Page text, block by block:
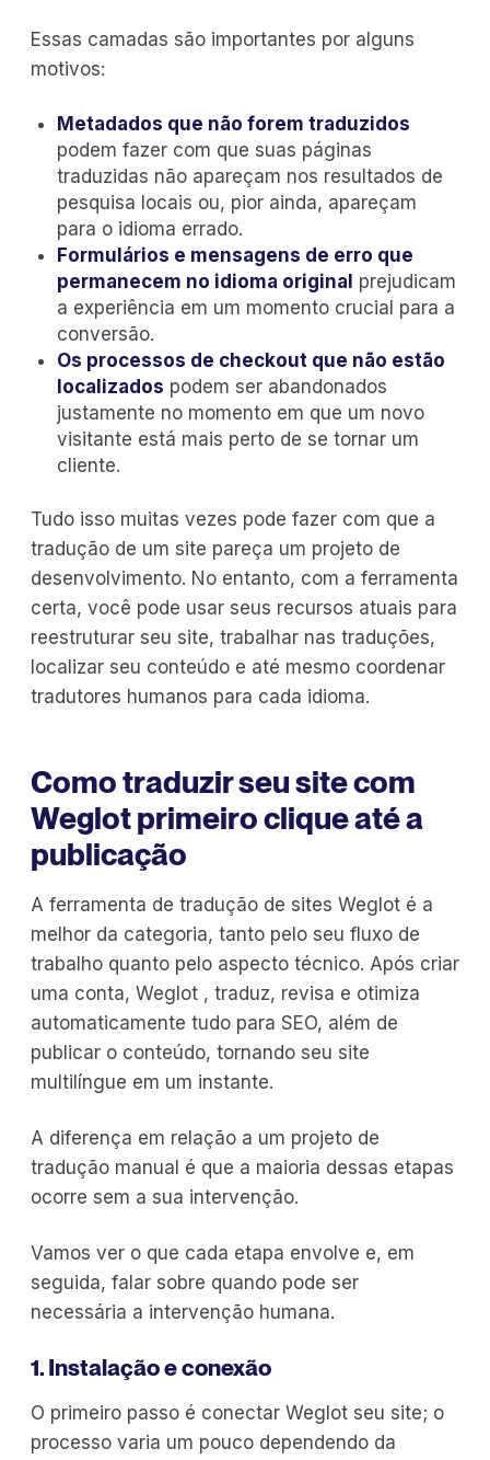
Essas camadas são importantes por alguns
motivos:
Metadados que não forem traduzidos
podem fazer com que suas páginas
traduzidas não apareçam nos resultados de
pesquisa locais ou, pior ainda, apareçam
para o idioma errado.
Formulários e mensagens de erro que
permanecem no idioma original prejudicam
a experiência em um momento crucial para a
conversão.
Os processos de checkout que não estão
localizados podem ser abandonados
justamente no momento em que um novo
visitante está mais perto de se tornar um
cliente.
Tudo isso muitas vezes pode fazer com que a
tradução de um site pareça um projeto de
desenvolvimento. No entanto, com a ferramenta
certa, você pode usar seus recursos atuais para
reestruturar seu site, trabalhar nas traduções,
localizar seu conteúdo e até mesmo coordenar
tradutores humanos para cada idioma.
Como traduzir seu site com
Weglot primeiro clique até a
publicação
A ferramenta de tradução de sites Weglot é a
melhor da categoria, tanto pelo seu fluxo de
trabalho quanto pelo aspecto técnico. Após criar
uma conta, Weglot , traduz, revisa e otimiza
automaticamente tudo para SEO, além de
publicar o conteúdo, tornando seu site
multilíngue em um instante.
A diferença em relação a um projeto de
tradução manual é que a maioria dessas etapas
ocorre sem a sua intervenção.
Vamos ver o que cada etapa envolve e, em
seguida, falar sobre quando pode ser
necessária a intervenção humana.
1. Instalação e conexão
O primeiro passo é conectar Weglot seu site; o
processo varia um pouco dependendo da